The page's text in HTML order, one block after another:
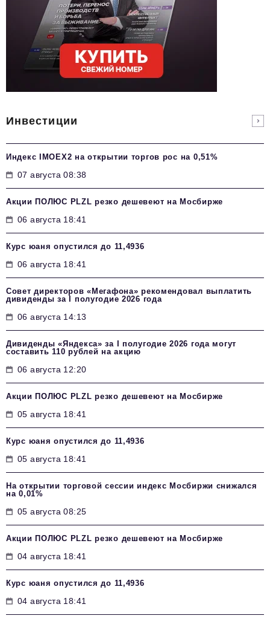
Инвестиции
Индекс IMOEX2 на открытии торгов рос на 0,51%
07 августа 08:38
Акции ПОЛЮС PLZL резко дешевеют на Мосбирже
06 августа 18:41
Курс юаня опустился до 11,4936
06 августа 18:41
Совет директоров «Мегафона» рекомендовал выплатить
дивиденды за I полугодие 2026 года
06 августа 14:13
Дивиденды «Яндекса» за I полугодие 2026 года могут
составить 110 рублей на акцию
06 августа 12:20
Акции ПОЛЮС PLZL резко дешевеют на Мосбирже
05 августа 18:41
Курс юаня опустился до 11,4936
05 августа 18:41
На открытии торговой сессии индекс Мосбиржи снижался
на 0,01%
05 августа 08:25
Акции ПОЛЮС PLZL резко дешевеют на Мосбирже
04 августа 18:41
Курс юаня опустился до 11,4936
04 августа 18:41